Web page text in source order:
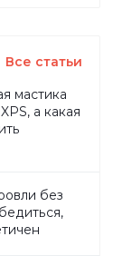
Все статьи
мастика
а какая
без